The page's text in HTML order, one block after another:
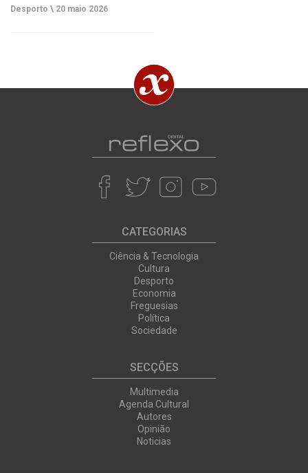
Desporto \ 20 maio 2026
CATEGORIAS
Ciência & Tecnologia
Cultura
Desporto
Economia
Freguesias
Política
Sociedade
SECÇÕES
Multimedia
Agenda Cultural
Autores
Opinião
Noticias